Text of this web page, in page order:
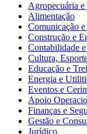
Agropecuária e
Alimentação
Comunicação
Construção e
Contabilidade
Cultura,
Educação e
Energia e
Eventos e
Apoio
Finanças e
Gestão e
Jurídico